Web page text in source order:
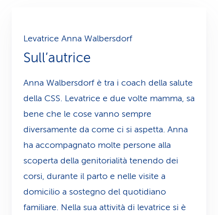
Levatrice Anna Walbersdorf
Sull’autrice
Anna Walbersdorf è tra i coach della salute
della CSS. Levatrice e due volte mamma, sa
bene che le cose vanno sempre
diversamente da come ci si aspetta. Anna
ha accompagnato molte persone alla
scoperta della genitorialità tenendo dei
corsi, durante il parto e nelle visite a
domicilio a sostegno del quotidiano
familiare. Nella sua attività di levatrice si è